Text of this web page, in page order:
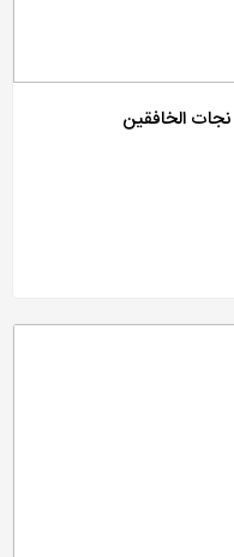
نجات الخافقین